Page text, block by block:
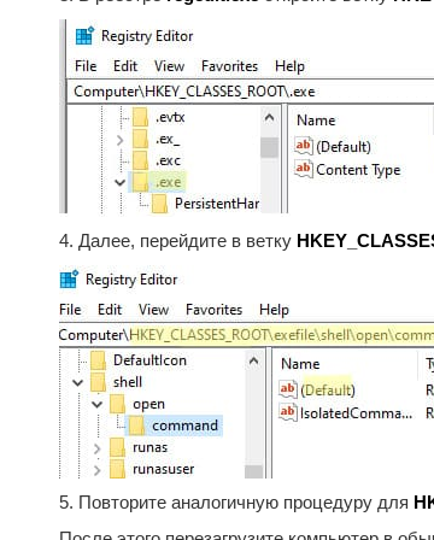
4. Далее, перейдите в ветку
5. Повторите аналогичную процедуру для